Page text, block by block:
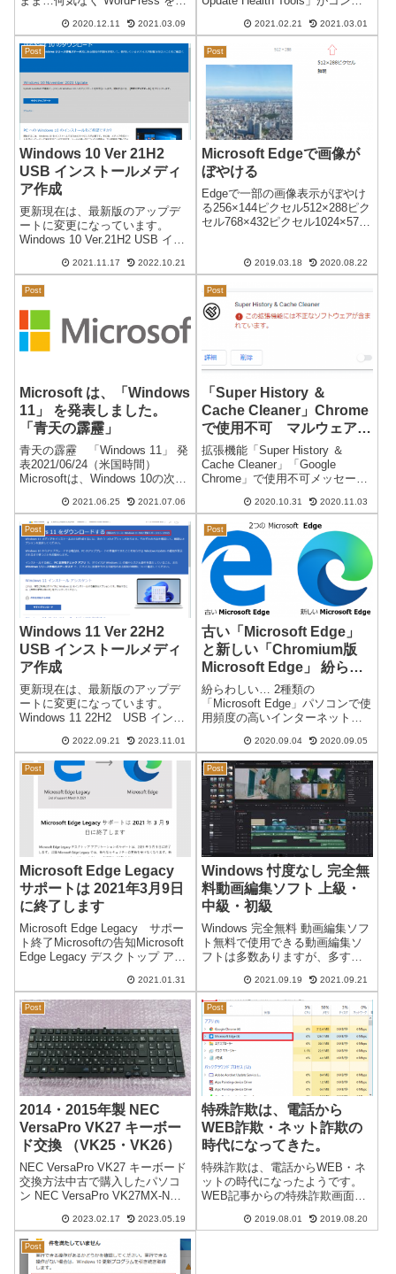
画面が・・・びっくり！即、元
のバージョンに戻しました。
WordPress をダウングレードす
ることになり...
2020.12.11 2021.03.09
した。（2021/02/21 に起動した
複数のパソコンで確認）バージ
ョン...
2021.02.21 2021.03.01
Post
Windows 10 Ver 21H2
USB インストールメディ
ア作成
更新現在は、最新版のアップデ
ートに変更になっています。
Windows 10 Ver.21H2 USB イン
2021/11/17Windows 10 Ver 21H2
した。通常のアッ...
2021.11.17 2022.10.21
Post
Microsoft Edgeで画像が
ぼやける
Edgeで一部の画像表示がぼやけ
る256×144ピクセル512×288ピク
セル768×432ピクセル1024×576
す。144×256ピクセル288×512ピ
クセル ←ぼやける432×...
2019.03.18 2020.08.22
Post
Microsoft は、「Windows
11」 を発表しました。
「青天の霹靂」
青天の霹靂 「Windows 11」 発
表2021/06/24（米国時間）
Microsoftは、Windows 10の次期
発表しました。次期バージョン
予定である 21H2 を Windows 11
に...
2021.06.25 2021.07.06
Post
「Super History ＆
Cache Cleaner」Chrome
で使用不可 マルウェアが
含まれている…
拡張機能「Super History ＆
Cache Cleaner」「Google
Chrome」で使用不可メッセージ
この拡張機能には不正なソフト
ウェアが含まれています。昨日
まで使...
2020.10.31 2020.11.03
Post
Windows 11 Ver 22H2
USB インストールメディ
ア作成
更新現在は、最新版のアップデ
ートに変更になっています。
Windows 11 22H2 USB インス
2022/09/21Windows 11 バージョ
ン 22H2 のアップデートが可能
になりました。通常のアップ
2022.09.21 2023.11.01
Post
古い「Microsoft Edge」
と新しい「Chromium版
Microsoft Edge」 紛らわ
しい…2つの「Microsoft
Edge」
紛らわしい… 2種類の
「Microsoft Edge」パソコンで使
用頻度の高いインターネット閲
ります。その中でも、Microsoft
製のブラウザが複数あり、以前
からあった「Internet Explorer」
と後...
2020.09.04 2020.09.05
Post
Microsoft Edge Legacy
サポートは 2021年3月9日
に終了します
Microsoft Edge Legacy サポー
ト終了Microsoftの告知Microsoft
Edge Legacy デスクトップ アプ
2021 年 3 月 9 日に終了します。
以降 Microsoft Ed...
2021.01.31
Post
Windows 忖度なし 完全無
料動画編集ソフト 上級・
中級・初級
Windows 完全無料 動画編集ソフ
ト無料で使用できる動画編集ソ
フトは多数ありますが、多すぎ
いつつ、体験版や期間限定が多
く、条件付きで無料になってい
たり透かし画像（ウォーターマ
ーク）が入るものもあります。
無料版...
2021.09.19 2021.09.21
Post
2014・2015年製 NEC
VersaPro VK27 キーボー
ド交換 （VK25・VK26）
NEC VersaPro VK27 キーボード
交換方法中古で購入したパソコ
ン NEC VersaPro VK27MX-N
く叩くかぐりぐり押すと反応す
るキーが複数あり、キーボード
を交換することにしました。出
荷年月...
2023.02.17 2023.05.19
Post
特殊詐欺は、電話から
WEB詐欺・ネット詐欺の
時代になってきた。
特殊詐欺は、電話からWEB・ネ
ットの時代になったようです。
WEB記事からの特殊詐欺画面・
ます。ネット詐欺画面が表示さ
2019.08.01 2019.08.20
Post